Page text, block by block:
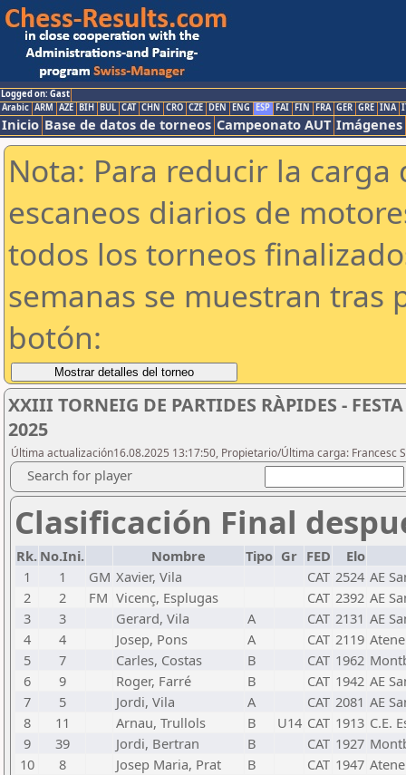
Logged on: Gast
Arabic ARM AZE BIH BUL CAT CHN CRO CZE DEN ENG ESP FAI FIN FRA GER GRE INA
Inicio Base de datos de torneos Campeonato AUT Imágenes
Nota: Para reducir la
escaneos diarios de
todos los torneos
semanas se muestran tras
botón:
XXIII TORNEIG DE PARTIDES RÀPIDES -
2025
Última actualización16.08.2025 13:17:50, Propietario/Última carga: Francesc
Search for player
Clasificación Final
Rk. No.Ini. Nombre Tipo Gr FED
Elo
1
1 GM Xavier, Vila CAT 2524 AE
2
2 FM Vicenç, Esplugas CAT 2392 AE
3
3 Gerard, Vila A CAT 2131 AE
4
4 Josep, Pons A CAT 2119
5
7 Carles, Costas B CAT 1962
6
9 Roger, Farré B CAT 1942 AE
7
5 Jordi, Vila A CAT 2081 AE
8
11 Arnau, Trullols B U14 CAT 1913 C.E.
9
39 Jordi, Bertran B CAT 1927
10
8 Josep Maria, Prat B CAT 1947